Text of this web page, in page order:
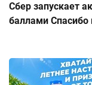
Сбер запускает
баллами Спасибо